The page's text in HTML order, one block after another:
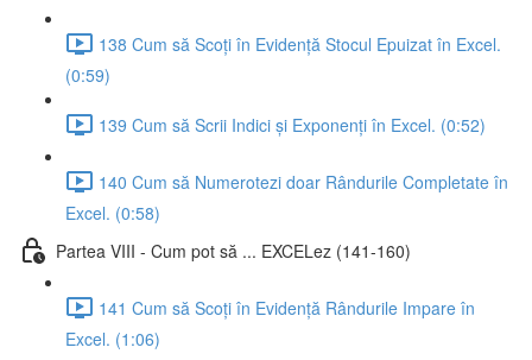
138 Cum să Scoți în Evidență Stocul Epuizat în Excel.
(0:59)
139 Cum să Scrii Indici și Exponenți în Excel. (0:52)
140 Cum să Numerotezi doar Rândurile Completate în
Excel. (0:58)
Partea VIII - Cum pot să ... EXCELez (141-160)
141 Cum să Scoți în Evidență Rândurile Impare în
Excel. (1:06)